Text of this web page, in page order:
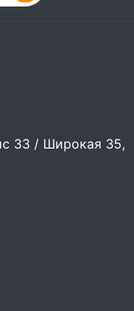
33 / Широкая 35,